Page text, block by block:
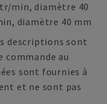
tr/min, diamètre 40
diamètre 40 mm
descriptions sont
commande au
sont fournies à
et ne sont pas